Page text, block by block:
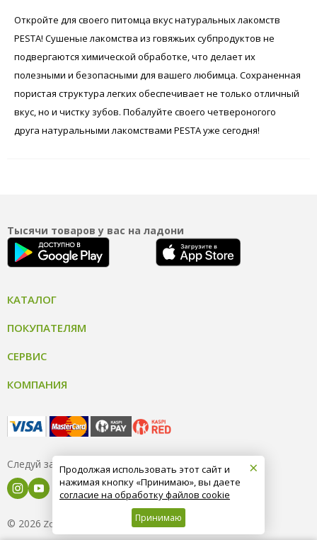
Откройте для своего питомца вкус натуральных лакомств
PESTA! Сушеные лакомства из говяжьих субпродуктов не
подвергаются химической обработке, что делает их
полезными и безопасными для вашего любимца. Сохраненная
пористая структура легких обеспечивает не только отличный
вкус, но и чистку зубов. Побалуйте своего четвероногого
друга натуральными лакомствами PESTA уже сегодня!
Тысячи товаров у вас на ладони
КАТАЛОГ
ПОКУПАТЕЛЯМ
СЕРВИС
КОМПАНИЯ
Следуй за нами
© 2026 ZooOptTorg.KZ 8 (800) 004-09-40
×
Продолжая использовать этот сайт и
нажимая кнопку «Принимаю», вы даете
согласие на обработку файлов cookie
Принимаю